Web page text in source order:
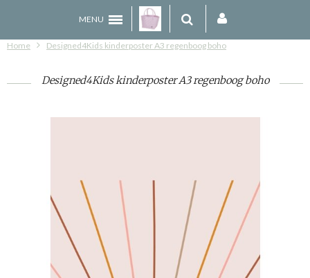
MENU
Home Designed4Kids kinderposter A3 regenboog boho
Designed4Kids kinderposter A3 regenboog boho